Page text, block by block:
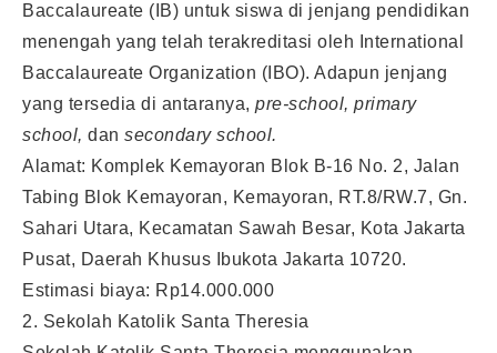
Baccalaureate (IB) untuk siswa di jenjang pendidikan
menengah yang telah terakreditasi oleh International
Baccalaureate Organization (IBO). Adapun jenjang
yang tersedia di antaranya, pre-school, primary
school, dan secondary school.
Alamat: Komplek Kemayoran Blok B-16 No. 2, Jalan
Tabing Blok Kemayoran, Kemayoran, RT.8/RW.7, Gn.
Sahari Utara, Kecamatan Sawah Besar, Kota Jakarta
Pusat, Daerah Khusus Ibukota Jakarta 10720.
Estimasi biaya: Rp14.000.000
2. Sekolah Katolik Santa Theresia